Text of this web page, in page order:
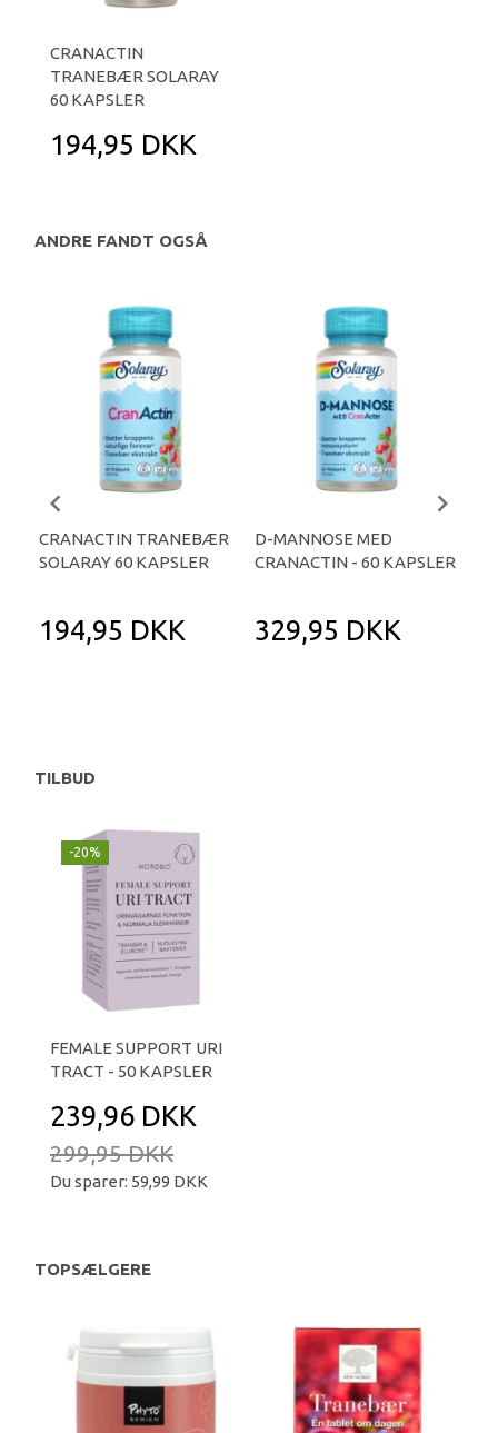
CRANACTIN
TRANEBÆR SOLARAY
60 KAPSLER
194,95 DKK
ANDRE FANDT OGSÅ
CRANACTIN TRANEBÆR
SOLARAY 60 KAPSLER
194,95 DKK
D-MANNOSE MED
CRANACTIN - 60 KAPSLER
329,95 DKK
TILBUD
-20%
FEMALE SUPPORT URI
TRACT - 50 KAPSLER
239,96 DKK
299,95 DKK
Du sparer: 59,99 DKK
TOPSÆLGERE